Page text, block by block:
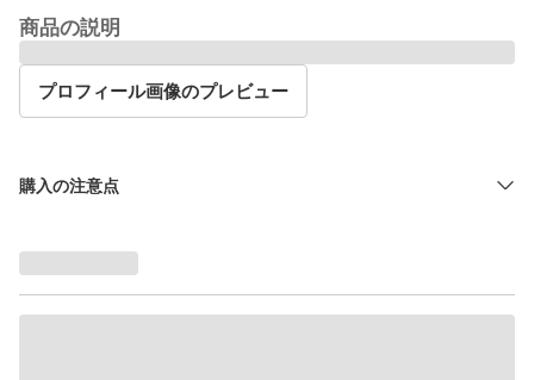
商品の説明
プロフィール画像のプレビュー
購入の注意点